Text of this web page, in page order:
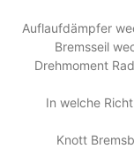
Auflaufdämpfer
Bremsseil
Drehmoment
In welche
Knott